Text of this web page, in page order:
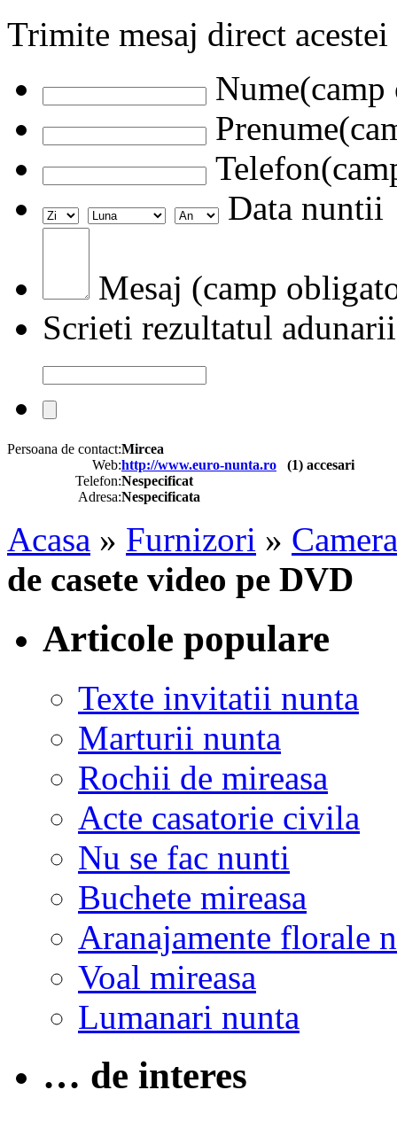
Trimite mesaj direct
Data nuntii
Mesaj (camp
Scrieti rezultatul adunarii
Persoana de contact:Mircea
Web:http://www.euro-nunta.ro (1) accesari
Telefon:Nespecificat
Adresa:Nespecificata
Acasa » Furnizori »
de casete video pe DVD
Articole populare
Texte invitatii nunta
Marturii nunta
Rochii de mireasa
Acte casatorie civila
Nu se fac nunti
Buchete mireasa
Aranajamente florale
Voal mireasa
Lumanari nunta
… de interes